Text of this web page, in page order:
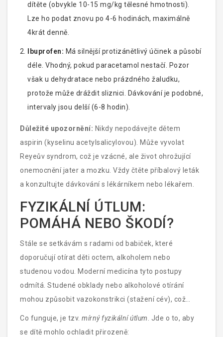
dítěte (obvykle 10-15 mg/kg tělesné hmotnosti).
Lze ho podat znovu po 4-6 hodinách, maximálně
4krát denně.
Ibuprofen: Má silnější protizánětlivý účinek a působí
déle. Vhodný, pokud paracetamol nestačí. Pozor
však u dehydratace nebo prázdného žaludku,
protože může dráždit sliznici. Dávkování je podobné,
intervaly jsou delší (6-8 hodin).
Důležité upozornění: Nikdy nepodávejte dětem
aspirin (kyselinu acetylsalicylovou). Může vyvolat
Reyeův syndrom, což je vzácné, ale život ohrožující
onemocnění jater a mozku. Vždy čtěte příbalový leták
a konzultujte dávkování s lékárníkem nebo lékařem.
FYZIKÁLNÍ ÚTLUM:
POMÁHÁ NEBO ŠKODÍ?
Stále se setkávám s radami od babiček, které
doporučují otírat děti octem, alkoholem nebo
studenou vodou. Moderní medicína tyto postupy
odmítá. Studené obklady nebo alkoholové otírání
mohou způsobit vazokonstrikci (stažení cév), což
paradoxně vede k tomu, že teplo zůstává uvězněno
uvnitř těla a jádrové teplota může ještě stoupat. Navíc
Co funguje, je tzv. mírný fyzikální útlum. Jde o to, aby
se dítě mohlo ochladit přirozeně: